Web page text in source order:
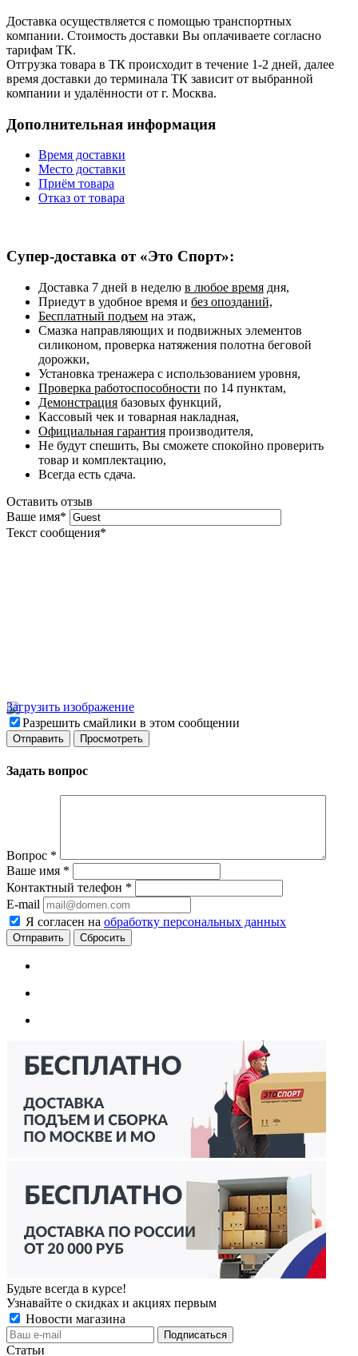
Доставка осуществляется с помощью транспортных
компании. Стоимость доставки Вы оплачиваете согласно
тарифам ТК.
Отгрузка товара в ТК происходит в течение 1-2 дней, далее
время доставки до терминала ТК зависит от выбранной
компании и удалённости от г. Москва.
Дополнительная информация
Время доставки
Место доставки
Приём товара
Отказ от товара
Супер-доставка от «Это Спорт»:
Доставка 7 дней в неделю в любое время дня,
Приедут в удобное время и без опозданий,
Бесплатный подъем на этаж,
Смазка направляющих и подвижных элементов
силиконом, проверка натяжения полотна беговой
дорожки,
Установка тренажера с использованием уровня,
Проверка работоспособности по 14 пунктам,
Демонстрация базовых функций,
Кассовый чек и товарная накладная,
Официальная гарантия производителя,
Не будут спешить, Вы сможете спокойно проверить
товар и комплектацию,
Всегда есть сдача.
Оставить отзыв
Ваше имя*
Текст сообщения*
Загрузить изображение
Разрешить смайлики в этом сообщении
Задать вопрос
Вопрос *
Ваше имя *
Контактный телефон *
E-mail
Я согласен на обработку персональных данных
Сбросить
Будьте всегда в курсе!
Узнавайте о скидках и акциях первым
Новости магазина
Статьи